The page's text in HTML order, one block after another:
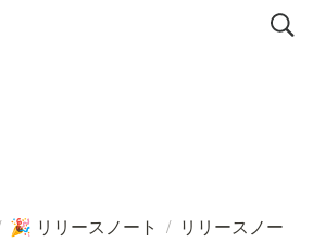
🎉 リリースノート / リリースノー